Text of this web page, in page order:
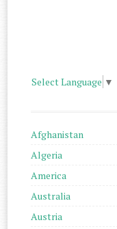
Select Language ▼
Afghanistan
Algeria
America
Australia
Austria